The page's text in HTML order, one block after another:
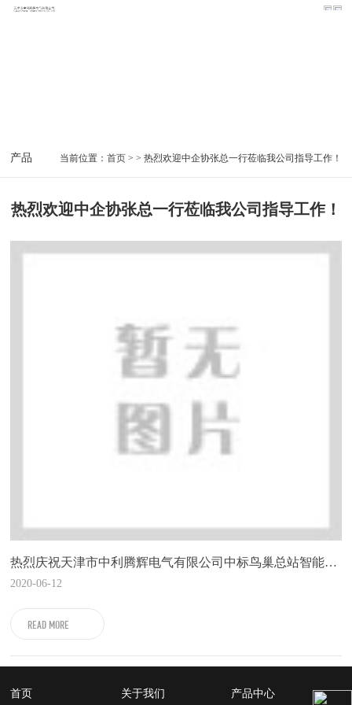
产品名录 THTX变压器铁芯夹件接地监测装置 THSP-II变压器
当前位置： 首页> > 热烈欢迎中企协张总一行莅临我公司指导工作！
热烈欢迎中企协张总一行莅临我公司指导工作！
热烈庆祝天津市中利腾辉电气有限公司中标鸟巢总站智能在线监测设备工程项目！
2020-06-12
READ MORE
首页 关于我们 产品中心